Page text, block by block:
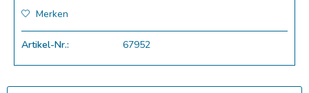
Merken
Artikel-Nr.: 67952